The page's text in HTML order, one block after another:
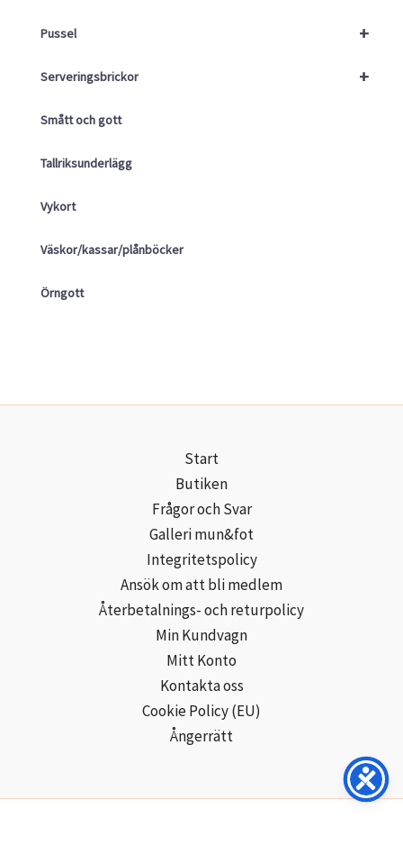
+
Pussel
+
Serveringsbrickor
Smått och gott
Tallriksunderlägg
Vykort
Väskor/kassar/plånböcker
Örngott
Start
Butiken
Frågor och Svar
Galleri mun&fot
Integritetspolicy
Ansök om att bli medlem
Återbetalnings- och returpolicy
Min Kundvagn
Mitt Konto
Kontakta oss
Cookie Policy (EU)
Ångerrätt